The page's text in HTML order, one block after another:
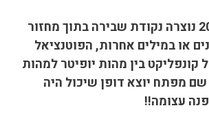
השנה ב- 20.8.24 נוצרה נקודת שבירה בתוך מחזור
או במילים אחרות, הפוטנציאל
קונפליקט בין מהות יופיטר למהות
שם מפתח יוצא דופן שיכול היה
עצומה!!